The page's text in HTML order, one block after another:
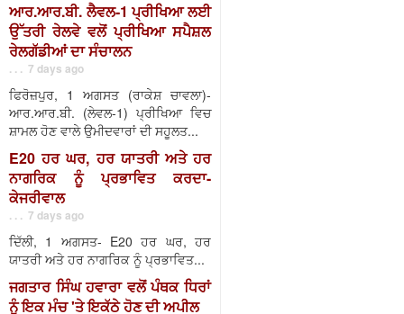
ਆਰ.ਆਰ.ਬੀ. ਲੈਵਲ-1 ਪ੍ਰੀਖਿਆ ਲਈ
ਉੱਤਰੀ ਰੇਲਵੇ ਵਲੋਂ ਪ੍ਰੀਖਿਆ ਸਪੈਸ਼ਲ
ਰੇਲਗੱਡੀਆਂ ਦਾ ਸੰਚਾਲਨ
. . . 7 days ago
ਫਿਰੋਜ਼ਪੁਰ, 1 ਅਗਸਤ (ਰਾਕੇਸ਼ ਚਾਵਲਾ)-
ਆਰ.ਆਰ.ਬੀ. (ਲੇਵਲ-1) ਪ੍ਰੀਖਿਆ ਵਿਚ
ਸ਼ਾਮਲ ਹੋਣ ਵਾਲੇ ਉਮੀਦਵਾਰਾਂ ਦੀ ਸਹੂਲਤ...
E20 ਹਰ ਘਰ, ਹਰ ਯਾਤਰੀ ਅਤੇ ਹਰ
ਨਾਗਰਿਕ ਨੂੰ ਪ੍ਰਭਾਵਿਤ ਕਰਦਾ-
ਕੇਜਰੀਵਾਲ
. . . 7 days ago
ਦਿੱਲੀ, 1 ਅਗਸਤ- E20 ਹਰ ਘਰ, ਹਰ
ਯਾਤਰੀ ਅਤੇ ਹਰ ਨਾਗਰਿਕ ਨੂੰ ਪ੍ਰਭਾਵਿਤ...
ਜਗਤਾਰ ਸਿੰਘ ਹਵਾਰਾ ਵਲੋਂ ਪੰਥਕ ਧਿਰਾਂ
ਨੂੰ ਇਕ ਮੰਚ 'ਤੇ ਇਕੱਠੇ ਹੋਣ ਦੀ ਅਪੀਲ